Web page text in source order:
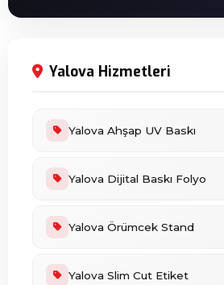
Yalova Hizmetleri
Yalova Ahşap UV Baskı
Yalova Dijital Baskı Folyo
Yalova Örümcek Stand
Yalova Slim Cut Etiket